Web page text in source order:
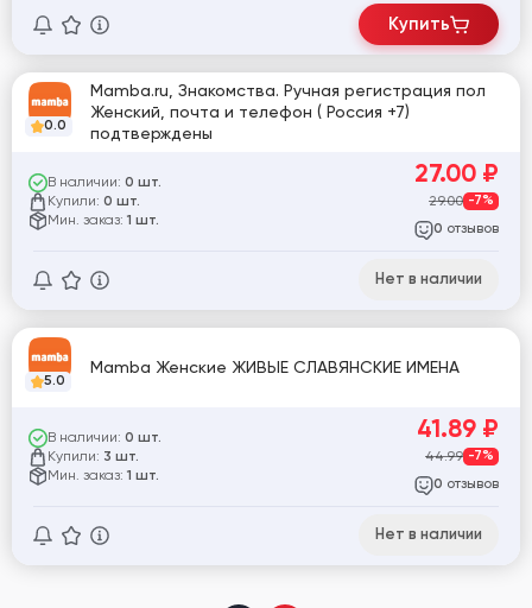
Купить
0.0
Mamba.ru, Знакомства. Ручная регистрация пол
Женский, почта и телефон ( Россия +7)
подтверждены
В наличии: 0 шт.
Купили: 0 шт.
Мин. заказ: 1 шт.
27.00 ₽
29.00 -7%
0 отзывов
Нет в наличии
5.0
Mamba Женские ЖИВЫЕ СЛАВЯНСКИЕ ИМЕНА
В наличии: 0 шт.
Купили: 3 шт.
Мин. заказ: 1 шт.
41.89 ₽
44.99 -7%
0 отзывов
Нет в наличии